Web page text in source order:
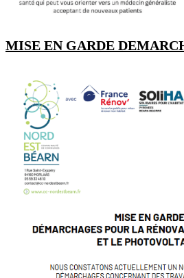
MISE EN GARDE